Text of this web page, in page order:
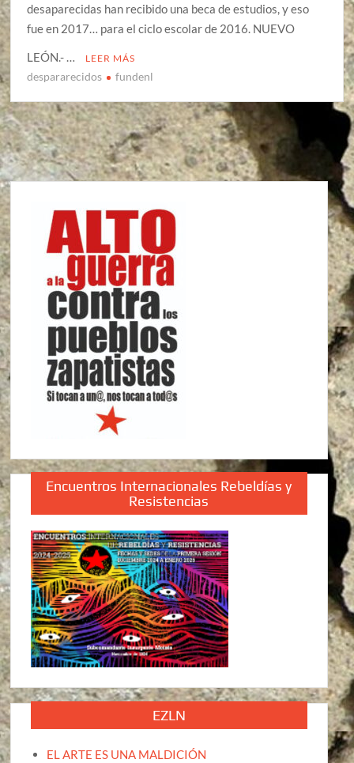
desaparecidas han recibido una beca de estudios, y eso
fue en 2017… para el ciclo escolar de 2016. NUEVO
LEÓN.- …
LEER MÁS
despararecidos fundenl
Encuentros Internacionales Rebeldías y
Resistencias
EZLN
EL ARTE ES UNA MALDICIÓN